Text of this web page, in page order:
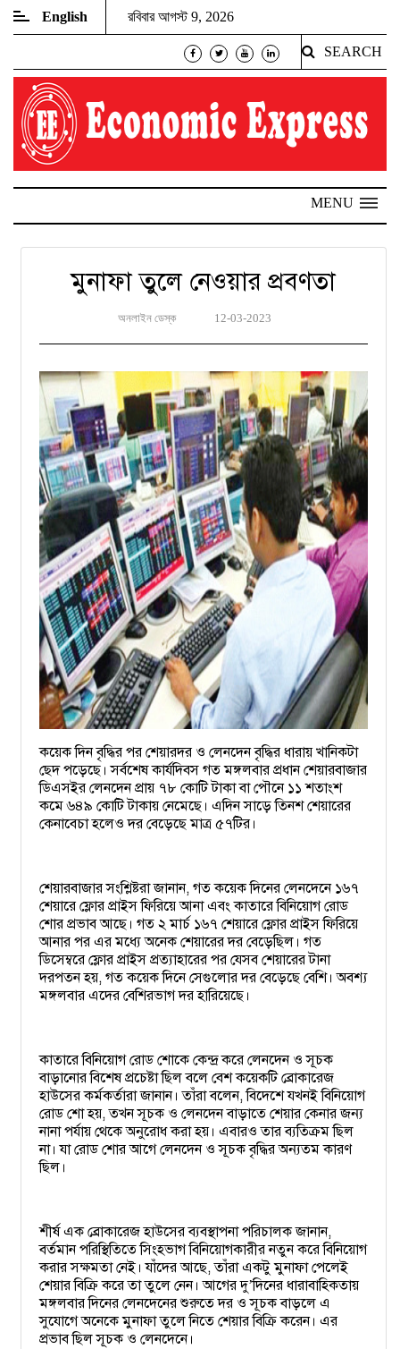
English রবিবার আগস্ট 9, 2026
SEARCH
MENU
মুনাফা তুলে নেওয়ার প্রবণতা
অনলাইন ডেস্ক 12-03-2023
কয়েক দিন বৃদ্ধির পর শেয়ারদর ও লেনদেন বৃদ্ধির ধারায় খানিকটা
ছেদ পড়েছে। সর্বশেষ কার্যদিবস গত মঙ্গলবার প্রধান শেয়ারবাজার
ডিএসইর লেনদেন প্রায় ৭৮ কোটি টাকা বা পৌনে ১১ শতাংশ
কমে ৬৪৯ কোটি টাকায় নেমেছে। এদিন সাড়ে তিনশ শেয়ারের
কেনাবেচা হলেও দর বেড়েছে মাত্র ৫৭টির।
শেয়ারবাজার সংশ্লিষ্টরা জানান, গত কয়েক দিনের লেনদেনে ১৬৭
শেয়ারে ফ্লোর প্রাইস ফিরিয়ে আনা এবং কাতারে বিনিয়োগ রোড
শোর প্রভাব আছে। গত ২ মার্চ ১৬৭ শেয়ারে ফ্লোর প্রাইস ফিরিয়ে
আনার পর এর মধ্যে অনেক শেয়ারের দর বেড়েছিল। গত
ডিসেম্বরে ফ্লোর প্রাইস প্রত্যাহারের পর যেসব শেয়ারের টানা
দরপতন হয়, গত কয়েক দিনে সেগুলোর দর বেড়েছে বেশি। অবশ্য
মঙ্গলবার এদের বেশিরভাগ দর হারিয়েছে।
কাতারে বিনিয়োগ রোড শোকে কেন্দ্র করে লেনদেন ও সূচক
বাড়ানোর বিশেষ প্রচেষ্টা ছিল বলে বেশ কয়েকটি ব্রোকারেজ
হাউসের কর্মকর্তারা জানান। তাঁরা বলেন, বিদেশে যখনই বিনিয়োগ
রোড শো হয়, তখন সূচক ও লেনদেন বাড়াতে শেয়ার কেনার জন্য
নানা পর্যায় থেকে অনুরোধ করা হয়। এবারও তার ব্যতিক্রম ছিল
না। যা রোড শোর আগে লেনদেন ও সূচক বৃদ্ধির অন্যতম কারণ
ছিল।
শীর্ষ এক ব্রোকারেজ হাউসের ব্যবস্থাপনা পরিচালক জানান,
বর্তমান পরিস্থিতিতে সিংহভাগ বিনিয়োগকারীর নতুন করে বিনিয়োগ
করার সক্ষমতা নেই। যাঁদের আছে, তাঁরা একটু মুনাফা পেলেই
শেয়ার বিক্রি করে তা তুলে নেন। আগের দু’দিনের ধারাবাহিকতায়
মঙ্গলবার দিনের লেনদেনের শুরুতে দর ও সূচক বাড়লে এ
সুযোগে অনেকে মুনাফা তুলে নিতে শেয়ার বিক্রি করেন। এর
প্রভাব ছিল সূচক ও লেনদেনে।